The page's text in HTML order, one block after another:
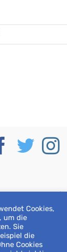
Oberbayern
CSU KV DAH
Cookies,
um die
Sie
die
Cookies